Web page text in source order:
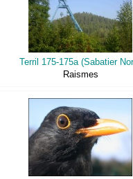
Terril 175-175a (Sabatier
Raismes